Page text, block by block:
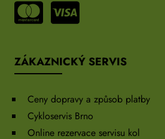
ZÁKAZNICKÝ SERVIS
Ceny dopravy a způsob platby
Cykloservis Brno
Online rezervace servisu kol